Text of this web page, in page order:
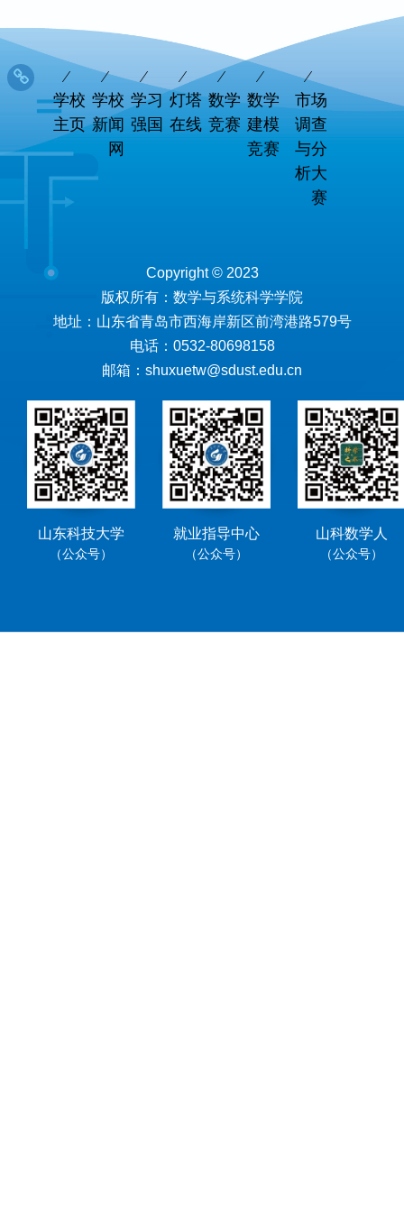
学校
主页
学校
新闻
网
学习
强国
灯塔
在线
数学
竞赛
数学
建模
竞赛
市场
调查
与分
析大
赛
Copyright © 2023
版权所有：数学与系统科学学院
地址：山东省青岛市西海岸新区前湾港路579号
电话：0532-80698158
邮箱：shuxuetw@sdust.edu.cn
山东科技大学
（公众号）
就业指导中心
（公众号）
山科数学人
（公众号）